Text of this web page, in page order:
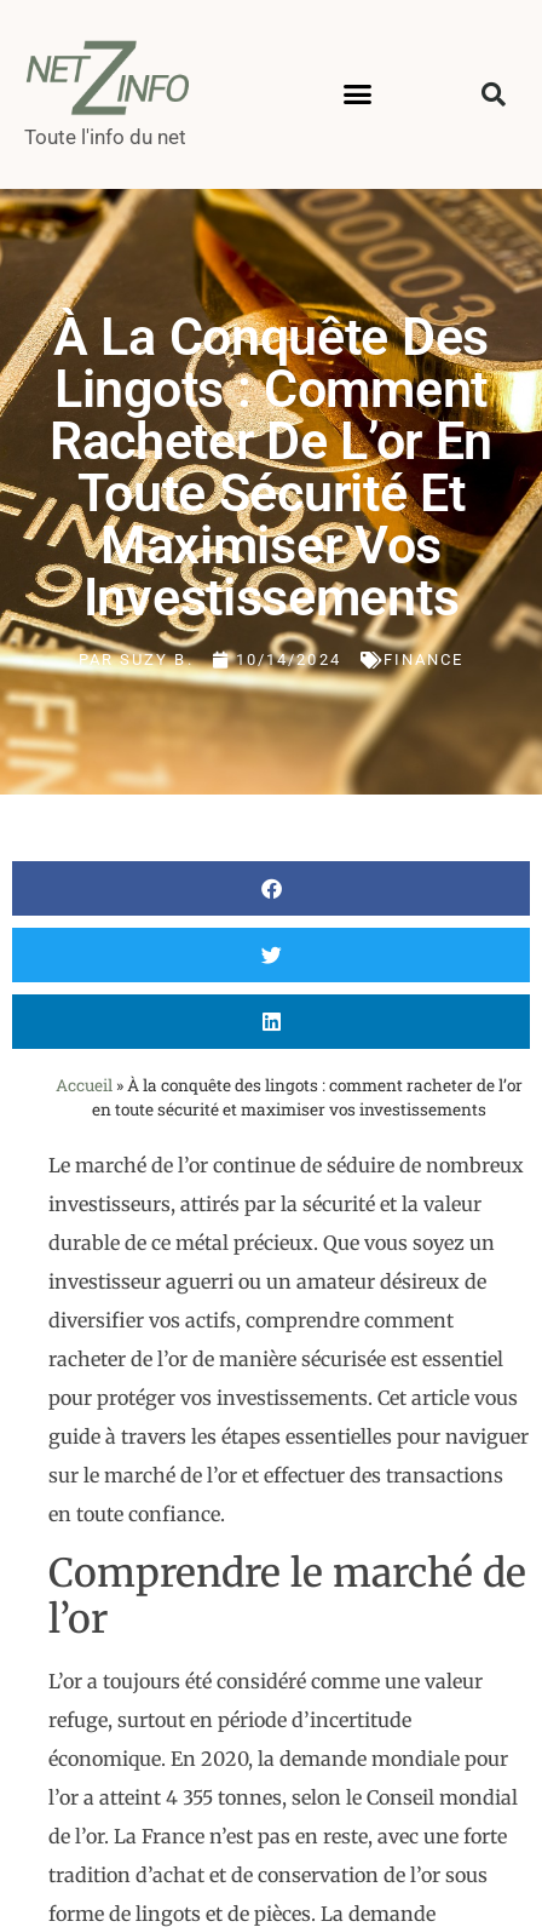
Toute l'info du net
À La Conquête Des
Lingots : Comment
Racheter De L’or En
Toute Sécurité Et
Maximiser Vos
Investissements
PARSUZY B. 10/14/2024 FINANCE
Accueil »À la conquête des lingots : comment racheter de l’or
en toute sécurité et maximiser vos investissements
Le marché de l’or continue de séduire de nombreux
investisseurs, attirés par la sécurité et la valeur
durable de ce métal précieux. Que vous soyez un
investisseur aguerri ou un amateur désireux de
diversifier vos actifs, comprendre comment
racheter de l’or de manière sécurisée est essentiel
pour protéger vos investissements. Cet article vous
guide à travers les étapes essentielles pour naviguer
sur le marché de l’or et effectuer des transactions
en toute confiance.
Comprendre le marché de
l’or
L’or a toujours été considéré comme une valeur
refuge, surtout en période d’incertitude
économique. En 2020, la demande mondiale pour
l’or a atteint 4 355 tonnes, selon le Conseil mondial
de l’or. La France n’est pas en reste, avec une forte
tradition d’achat et de conservation de l’or sous
forme de lingots et de pièces. La demande